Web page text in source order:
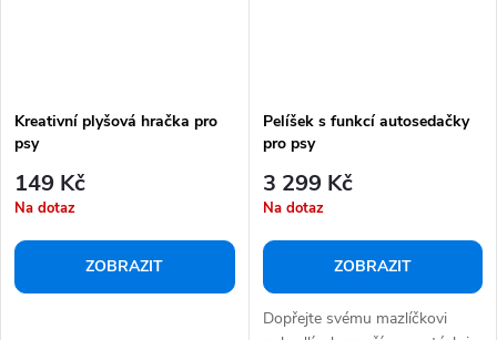
Kreativní plyšová hračka pro
psy
149 Kč
Na dotaz
ZOBRAZIT
Pelíšek s funkcí autosedačky
pro psy
3 299 Kč
Na dotaz
ZOBRAZIT
Dopřejte svému mazlíčkovi